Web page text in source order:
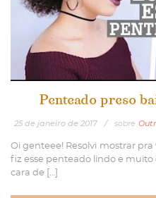
Penteado preso
25 de janeiro de 2017 / sobre
Oi genteee! Resolvi mostrar
fiz esse penteado lindo e
cara de […]